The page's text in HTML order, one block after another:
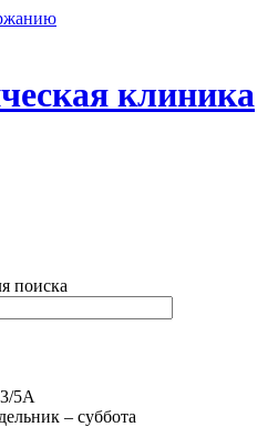
клиника
поиска
5А
– суббота